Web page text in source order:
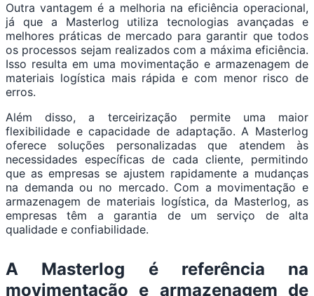
Outra vantagem é a melhoria na eficiência operacional,
já que a Masterlog utiliza tecnologias avançadas e
melhores práticas de mercado para garantir que todos
os processos sejam realizados com a máxima eficiência.
Isso resulta em uma movimentação e armazenagem de
materiais logística mais rápida e com menor risco de
erros.
Além disso, a terceirização permite uma maior
flexibilidade e capacidade de adaptação. A Masterlog
oferece soluções personalizadas que atendem às
necessidades específicas de cada cliente, permitindo
que as empresas se ajustem rapidamente a mudanças
na demanda ou no mercado. Com a movimentação e
armazenagem de materiais logística, da Masterlog, as
empresas têm a garantia de um serviço de alta
qualidade e confiabilidade.
A Masterlog é referência na
movimentação e armazenagem de